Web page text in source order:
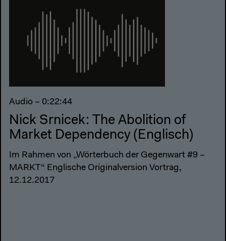
Audio – 0:22:44
Nick Srnicek: The Abolition of
Market Dependency (Englisch)
Im Rahmen von „Wörterbuch der Gegenwart #9 –
MARKT“ Englische Originalversion Vortrag,
12.12.2017